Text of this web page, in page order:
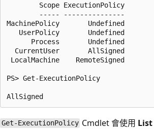
        Scope ExecutionPolicy
        ----- ---------------
MachinePolicy       Undefined
   UserPolicy       Undefined
      Process       Undefined
  CurrentUser       AllSigned
LocalMachine    RemoteSigned
PS> Get-ExecutionPolicy
Get-ExecutionPolicy Cmdlet 會使用 List